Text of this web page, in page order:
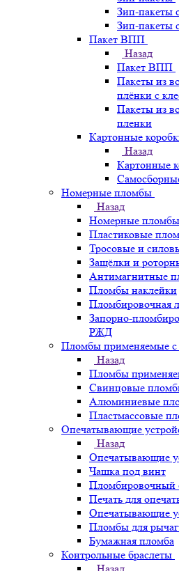
Зип-пакеты
Зип-пакеты
Пакет ВПП
Назад
Пакет ВПП
Пакеты из
плёнки с
Пакеты из
пленки
Картонные
Назад
Картонные
Номерные пломбы
Назад
Номерные пломбы
Пластиковые
Тросовые и
Защёлки и
Антимагнитные
Пломбы наклейки
Пломбировочная
Запорно-
РЖД
Пломбы применяемые с
Назад
Пломбы
Свинцовые
Алюминиевые
Пластмассовые
Опечатывающие
Назад
Опечатывающие
Чашка под винт
Пломбировочный
Печать для
Опечатывающие
Пломбы для
Бумажная пломба
Контрольные браслеты